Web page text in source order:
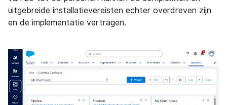
uitgebreide installatievereisten echter overdreven zijn
en de implementatie vertragen.